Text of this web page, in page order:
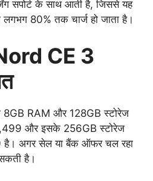
सपोर्ट के साथ आती है, जिससे यह
80% तक चार्ज हो जाता है।
CE 3
8GB RAM और 128GB स्टोरेज
और इसके 256GB स्टोरेज
है। अगर सेल या बैंक ऑफर चल रहा
है।